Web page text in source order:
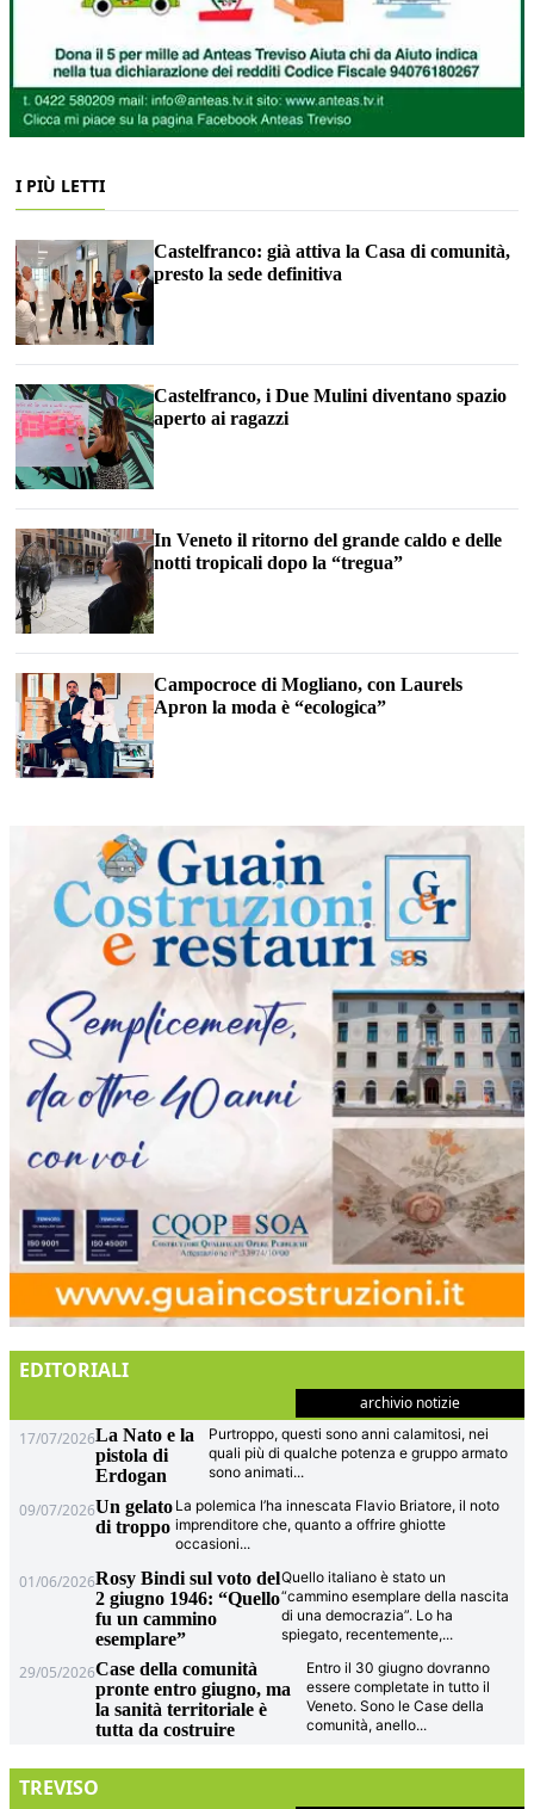
I PIÙ LETTI
Castelfranco: già attiva la Casa di comunità,
presto la sede definitiva
Castelfranco, i Due Mulini diventano spazio
aperto ai ragazzi
In Veneto il ritorno del grande caldo e delle
notti tropicali dopo la “tregua”
Campocroce di Mogliano, con Laurels
Apron la moda è “ecologica”
EDITORIALI
archivio notizie
17/07/2026La Nato e la
pistola di
Erdogan
Purtroppo, questi sono anni calamitosi, nei
quali più di qualche potenza e gruppo armato
sono animati...
09/07/2026Un gelato
di troppo
La polemica l’ha innescata Flavio Briatore, il noto
imprenditore che, quanto a offrire ghiotte
occasioni...
01/06/2026Rosy Bindi sul voto del
2 giugno 1946: “Quello
fu un cammino
esemplare”
Quello italiano è stato un
“cammino esemplare della nascita
di una democrazia”. Lo ha
spiegato, recentemente,...
29/05/2026Case della comunità
pronte entro giugno, ma
la sanità territoriale è
tutta da costruire
Entro il 30 giugno dovranno
essere completate in tutto il
Veneto. Sono le Case della
comunità, anello...
TREVISO